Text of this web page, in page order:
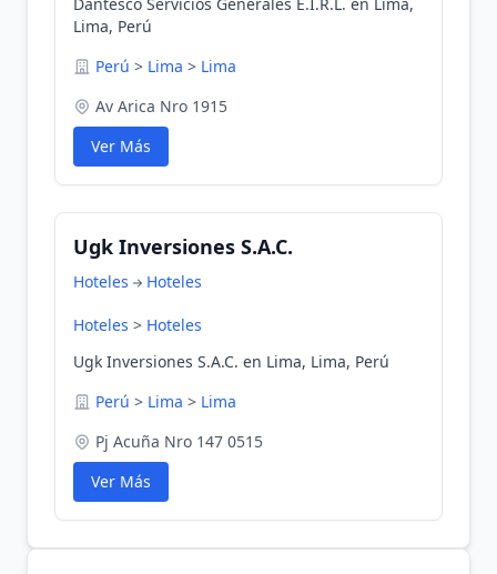
Lima, Perú
Perú > Lima > Lima
Av Arica Nro 1915
Ver Más
Ugk Inversiones S.A.C.
Hoteles Hoteles
Hoteles > Hoteles
Ugk Inversiones S.A.C. en Lima, Lima, Perú
Perú > Lima > Lima
Pj Acuña Nro 147 0515
Ver Más